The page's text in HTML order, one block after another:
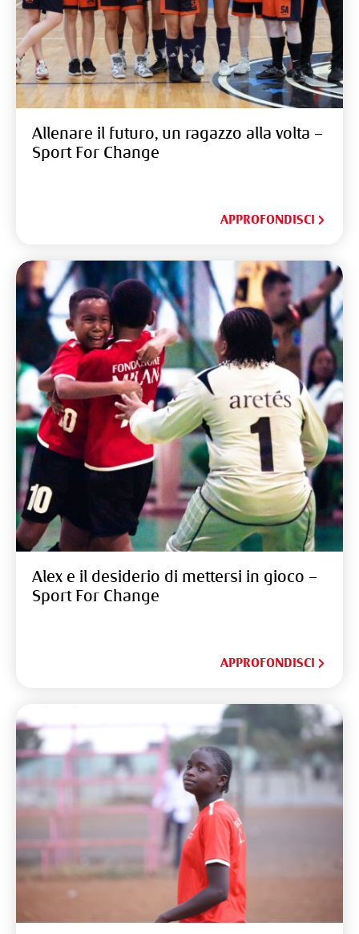
Allenare il futuro, un ragazzo alla volta –
Sport For Change
APPROFONDISCI
Alex e il desiderio di mettersi in gioco –
Sport For Change
APPROFONDISCI